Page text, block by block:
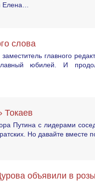
Елена…
слова
главного
юбилей. И
Токаев
Путина с лидерами
Но давайте вместе
объявили в